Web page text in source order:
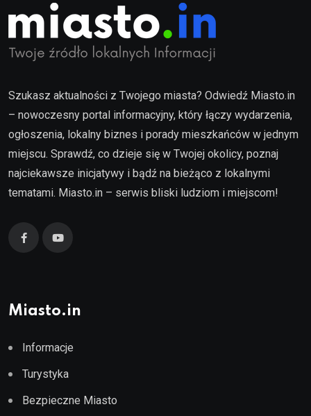
Szukasz aktualności z Twojego miasta? Odwiedź Miasto.in
– nowoczesny portal informacyjny, który łączy wydarzenia,
ogłoszenia, lokalny biznes i porady mieszkańców w jednym
miejscu. Sprawdź, co dzieje się w Twojej okolicy, poznaj
najciekawsze inicjatywy i bądź na bieżąco z lokalnymi
tematami. Miasto.in – serwis bliski ludziom i miejscom!
Miasto.in
Informacje
Turystyka
Bezpieczne Miasto